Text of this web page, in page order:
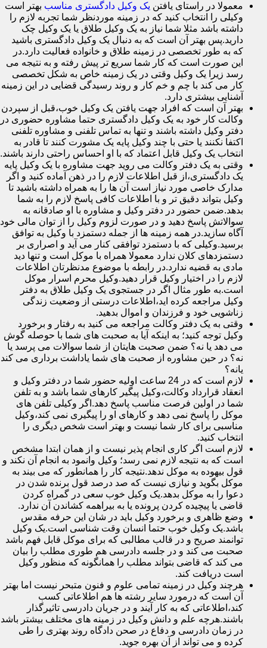
معمولا در راستای یافتن یک وکیل دادگستری مناسب بهتر است
وکیلی را انتخاب کنید که در زمینه موردنظر شما تجربه لازم را
داشته باشد مثلا شما نیاز به یک وکیل طلاق یا یک وکیل چک
دارید.پس بهتر آن است که به دنبال یک وکیل دادگستری باشید
که به طور تخصصی در زمینه طلاق و خانواده فعالیت دارد.در
این صورت است که کار شما سریع تر پیش رفته و به نتیجه می
رسد زیرا یک وکیل وقتی در یک زمینه خاص به شکل تخصصی
کار می کند با چم و خم کار و روند رسیدگی قضایی در این زمینه
آشنایی بیشتری دارد.
بهتر آن است که افراد جهت یافتن یک وکیل خوب،قبل از سپردن
وکالت کار خود به یک وکیل دادگستری حتما مشاوره حضوری در
دفتر وکیل داشته باشند و تنها به تماس تلفنی و مشاوره تلفنی
اکتفا نکنند یا حتی با چند وکیل پایه یک مشورت کنند تا قادر به
انتخاب یک وکیل قابل اعتماد که با او احساس راحتی دارند باشند.
وقتی به یک دفتر وکالت می روید جهت مشاوره با یک وکیل پایه
یک دادگستری،از قبل اطلاعات لازم را در ذهن آماده کنید و اگر
مدارک خاصی مورد نیاز است آن ها را به همراه داشته باشید تا
وکیل بتواند دقیق تر و با اطلاعات کافی پاسخ لازم را به شما
بدهد.ضمن حضور در دفتر وکیل و مشاوره با او صادقانه به
سوالاتش پاسخ دهید و در صورت لزوم وکیل را از توان مالی خود
آگاه سازید.در همه زمینه ها از جمله دستمزد با وکیل به توافق
برسید.وکیلی که با دستمزد توافقی کنار می آید و اصراری بر
دستمزدهای کلان ندارد معمولا همراه با موکل است و تنها دید
مادی به قضیه ندارد.در رابطه با موضوع مدنظرتان اطلاعات
لازم را در اختیار وکیل قرار دهید.وکیل محرم اسرار موکل
است.به طور مثال اگر در جستجوی یک وکیل طلاق به دفتر
وکیل مراجعه کرده اید،اطلاعات درستی از وضعیت زندگی
زناشویی خود و فرزندان و اموال بدهید.
وقتی به یک دفتر وکالت مراجعه می کنید به رفتار و برخورد
وکیل توجه کنید؛ به اینکه آیا به صحبت های شما با حوصله گوش
می دهد یا نه؟ ضمن صحبت هایتان از شما سوالات می پرسد یا
نه؟ در حین مشاوره از صحبت های شما یاداشت برداری می کند
یانه؟
لازم است که در 24 ساعت اولیه حضور شما در دفتر وکیل و
انعقاد قرارداد وکالت،وکیل پیگیر کارهای شما باشد و به تلفن
شما در اولین فرصت مناسب پاسخ دهد.اگر وکیلی تلفن های
موکل را پاسخ نمی دهد و کارهای او را پیگیری نمی کند،وکیل
مناسبی برای کار شما نیست و بهتر است شخص دیگری را
انتخاب کنید.
لازم است اگر کاری انجام پذیر نیست و از همان ابتدا مشخص
است که به نتیجه لازم نمی رسد؛ وکیل وانمود به انجام آن نکند و
قول بیهوده به موکل ندهد.نتیجه کار را همانطور که می بیند به
موکل بگوید و نیازی نیست که صد درصد قول برنده شدن در
دعوا را به موکل بدهد.یک وکیل خوب سعی در گمراه کردن
قاضی یا پیچیده کردن پرونده یا به بیراهمه کشاندن آن ندارد.
وضع ظاهری و برخورد وکیل باید در شان این حرفه مقدس
باشد.یک وکیل خوب حتما انسان وقت شناسی است.یک وکیل
توانمند صریح و در قالب مطالبی که برای موکل قابل فهم باشد
صحبت می کند و در جلسه دادرسی هم طوری مطلب را بیان
می کند که قاضی بتواند مطلب را همانگونه که منظور وکیل
است دریافت کند.
هرچند وکیل در زمینه تمامی علوم و فنون متبحر نیست اما بهتر
آن است که درمورد سایر رشته ها هم اطلاعاتی کسب
کند،اطلاعاتی که به کار آیند و در جریان دادرسی تاثیرگذار
باشند.هرچه علم و دانش وکیل در زمینه های مختلف بیشتر باشد
در زمان دادرسی و دفاع در صحن دادگاه روند بهتری را طی
کرده و می تواند از آن بهره جوید.